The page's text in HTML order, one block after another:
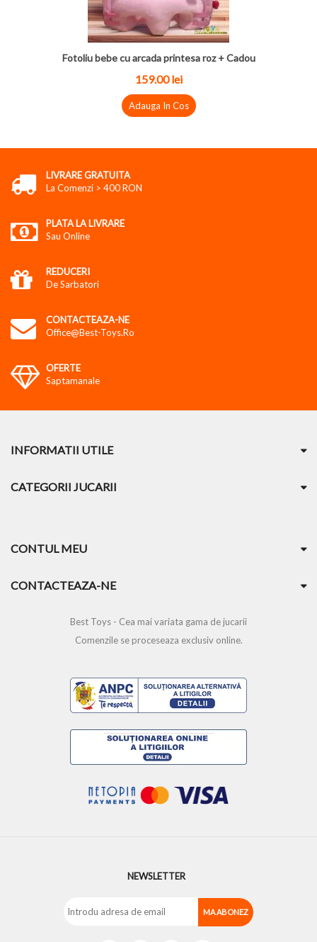
Fotoliu bebe cu arcada printesa roz + Cadou
159.00 lei
Adauga In Cos
LIVRARE GRATUITA
La Comenzi > 400 RON
PLATA LA LIVRARE
Sau Online
REDUCERI
De Sarbatori
CONTACTEAZA-NE
Office@best-Toys.ro
OFERTE
Saptamanale
INFORMATII UTILE
CATEGORII JUCARII
CONTUL MEU
CONTACTEAZA-NE
Best Toys - Cea mai variata gama de jucarii
Comenzile se proceseaza exclusiv online.
NEWSLETTER